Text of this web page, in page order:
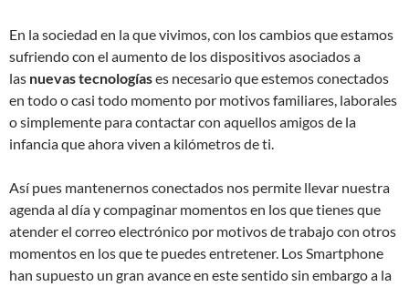
En la sociedad en la que vivimos, con los cambios que estamos
sufriendo con el aumento de los dispositivos asociados a
las nuevas tecnologíases necesario que estemos conectados
en todo o casi todo momento por motivos familiares, laborales
o simplemente para contactar con aquellos amigos de la
infancia que ahora viven a kilómetros de ti.
Así pues mantenernos conectados nos permite llevar nuestra
agenda al día y compaginar momentos en los que tienes que
atender el correo electrónico por motivos de trabajo con otros
momentos en los que te puedes entretener. Los Smartphone
han supuesto un gran avance en este sentido sin embargo a la